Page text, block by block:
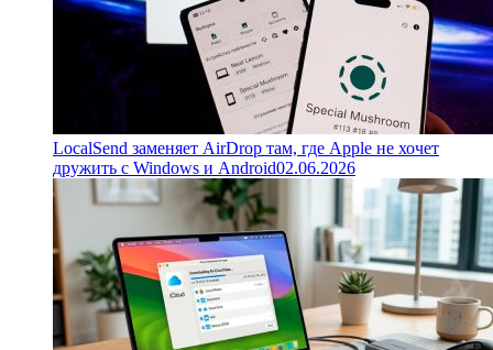
LocalSend заменяет AirDrop там, где Apple не хочет
дружить с Windows и Android02.06.2026